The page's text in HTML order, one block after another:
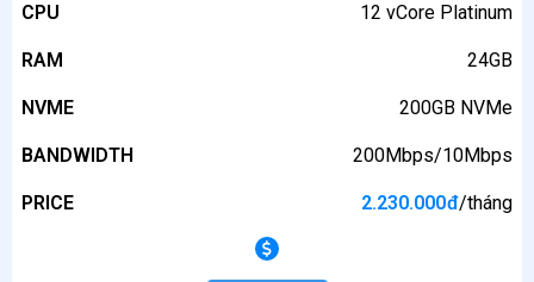
CPU 12 vCore Platinum
RAM 24GB
NVME 200GB NVMe
BANDWIDTH 200Mbps/10Mbps
PRICE 2.230.000đ/tháng